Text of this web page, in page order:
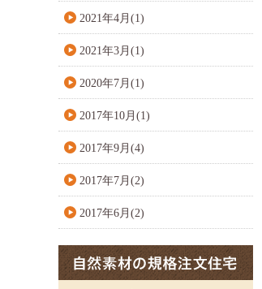
2021年4月(1)
2021年3月(1)
2020年7月(1)
2017年10月(1)
2017年9月(4)
2017年7月(2)
2017年6月(2)